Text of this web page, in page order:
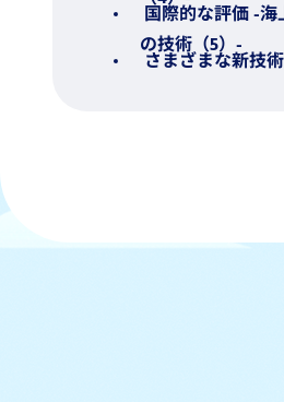
国際的な評価 -
の技術（5）-
さまざまな新技術